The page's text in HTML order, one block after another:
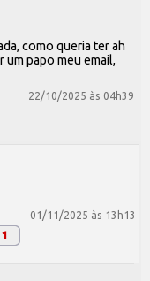
como queria ter ah
papo meu email,
22/10/2025 às 04h39
01/11/2025 às 13h13
1